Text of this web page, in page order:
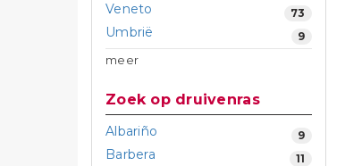
Veneto 73
Umbrië 9
meer
Zoek op druivenras
Albariño 9
Barbera 11